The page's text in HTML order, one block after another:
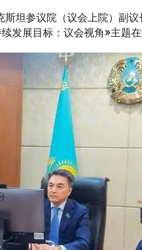
坦参议院（议会上院）副议
发展目标：议会视角»主题在